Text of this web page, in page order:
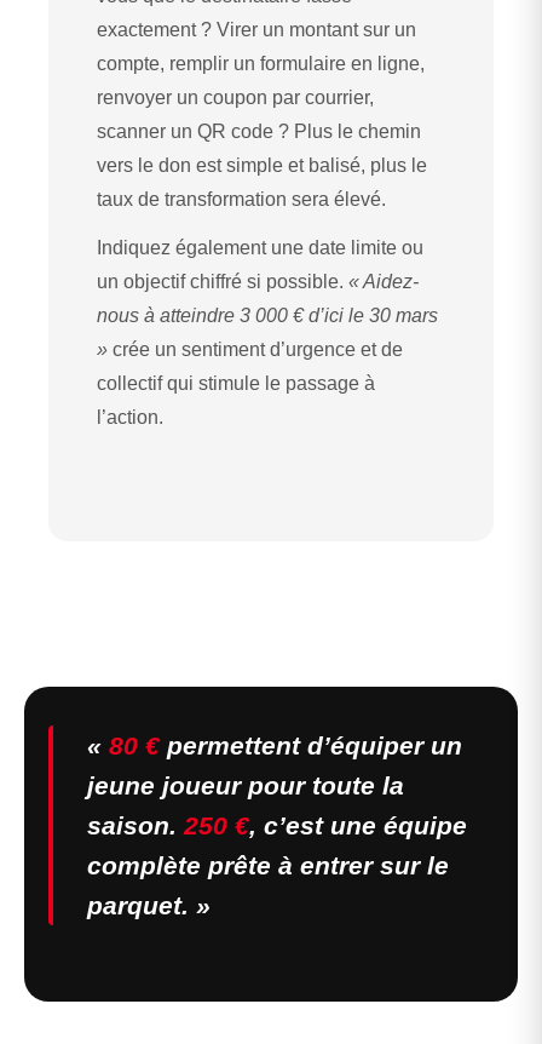
exactement ? Virer un montant sur un
compte, remplir un formulaire en ligne,
renvoyer un coupon par courrier,
scanner un QR code ? Plus le chemin
vers le don est simple et balisé, plus le
taux de transformation sera élevé.
Indiquez également une date limite ou
un objectif chiffré si possible. « Aidez-
nous à atteindre 3 000 € d’ici le 30 mars
» crée un sentiment d’urgence et de
collectif qui stimule le passage à
l’action.
« 80 €permettent d’équiper un
jeune joueur pour toute la
saison. 250 €, c’est une équipe
complète prête à entrer sur le
parquet. »